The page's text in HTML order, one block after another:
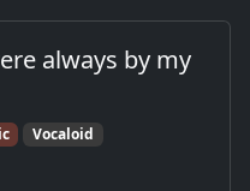
always by my
Vocaloid